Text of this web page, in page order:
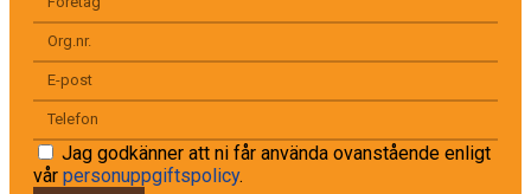
Jag godkänner att ni får använda ovanstående enligt
vår personuppgiftspolicy.